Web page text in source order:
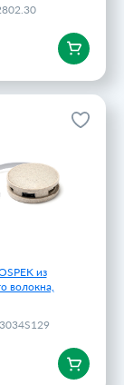
из
волокна,
хаб GOSPEK из
волокна,
IA3034S129
716 ₽